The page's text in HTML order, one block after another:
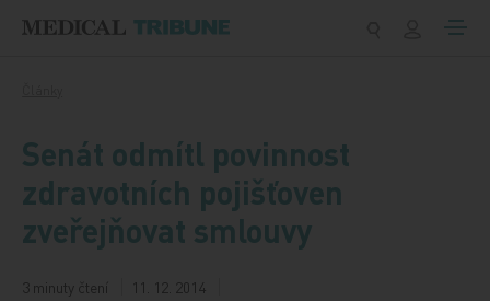
Senát odmítl povinnost
zdravotních pojišťoven
zveřejňovat smlouvy
3 minuty čtení 11. 12. 2014